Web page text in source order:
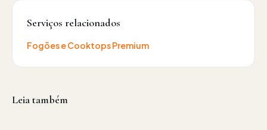
Serviços relacionados
Fogões e Cooktops Premium
Leia também